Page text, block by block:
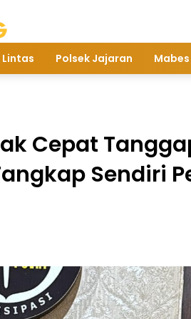
Lintas Polsek Jajaran
Cepat
Sendiri